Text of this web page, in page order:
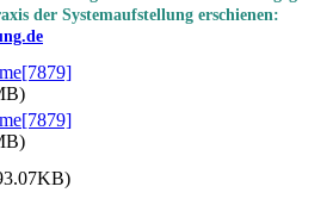
der Systemaufstellung erschienen: